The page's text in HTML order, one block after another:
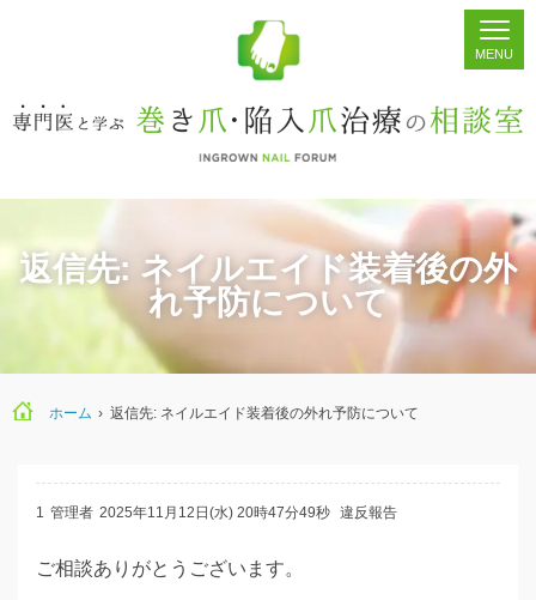
ホーム シェア 掲示板 検索
返信先: ネイルエイド装着後の外
れ予防について
ホーム › 返信先: ネイルエイド装着後の外れ予防について
1 管理者 2025年11月12日(水) 20時47分49秒 違反報告
ご相談ありがとうございます。